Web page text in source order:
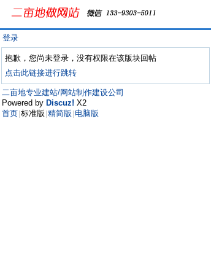
登录
抱歉，您尚未登录，没有权限在该版块回帖
点击此链接进行跳转
二亩地专业建站/网站制作建设公司
Powered by Discuz! X2
首页 标准版 精简版 电脑版